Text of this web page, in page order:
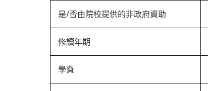
是/否由院校提供的非政府資助
修讀年期
學費